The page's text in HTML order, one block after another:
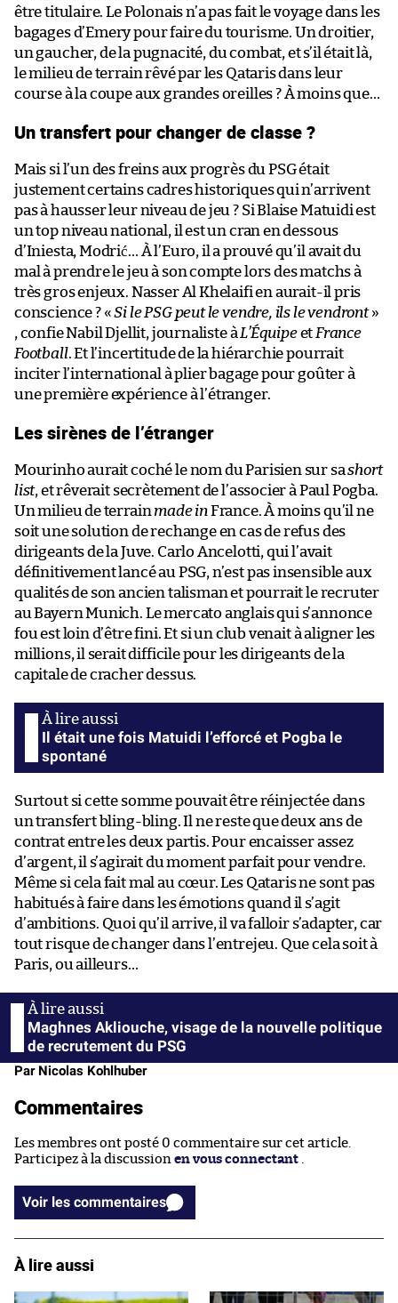
être titulaire. Le Polonais n’a pas fait le voyage dans les
bagages d’Emery pour faire du tourisme. Un droitier,
un gaucher, de la pugnacité, du combat, et s’il était là,
le milieu de terrain rêvé par les Qataris dans leur
course à la coupe aux grandes oreilles ? À moins que…
Un transfert pour changer de classe ?
Mais si l’un des freins aux progrès du PSG était
justement certains cadres historiques qui n’arrivent
pas à hausser leur niveau de jeu ? Si Blaise Matuidi est
un top niveau national, il est un cran en dessous
d’Iniesta, Modrić… À l’Euro, il a prouvé qu’il avait du
mal à prendre le jeu à son compte lors des matchs à
très gros enjeux. Nasser Al Khelaifi en aurait-il pris
conscience ? «Si le PSG peut le vendre, ils le vendront»
, confie Nabil Djellit, journaliste à L’Équipeet France
Football. Et l’incertitude de la hiérarchie pourrait
inciter l’international à plier bagage pour goûter à
une première expérience à l’étranger.
Les sirènes de l’étranger
Mourinho aurait coché le nom du Parisien sur sashort
list, et rêverait secrètement de l’associer à Paul Pogba.
Un milieu de terrain made inFrance. À moins qu’il ne
soit une solution de rechange en cas de refus des
dirigeants de la Juve. Carlo Ancelotti, qui l’avait
définitivement lancé au PSG, n’est pas insensible aux
qualités de son ancien talisman et pourrait le recruter
au Bayern Munich. Le mercato anglais qui s’annonce
fou est loin d’être fini. Et si un club venait à aligner les
millions, il serait difficile pour les dirigeants de la
capitale de cracher dessus.
Il était une fois Matuidi l’efforcé et Pogba le
spontané
Surtout si cette somme pouvait être réinjectée dans
un transfert bling-bling. Il ne reste que deux ans de
contrat entre les deux partis. Pour encaisser assez
d’argent, il s’agirait du moment parfait pour vendre.
Même si cela fait mal au cœur. Les Qataris ne sont pas
habitués à faire dans les émotions quand il s’agit
d’ambitions. Quoi qu’il arrive, il va falloir s’adapter, car
tout risque de changer dans l’entrejeu. Que cela soit à
Paris, ou ailleurs…
Maghnes Akliouche, visage de la nouvelle politique
de recrutement du PSG
Par Nicolas Kohlhuber
Commentaires
Les membres ont posté 0 commentaire sur cet article.
Participez à la discussion en vous connectant
Voir les commentaires
À lire aussi